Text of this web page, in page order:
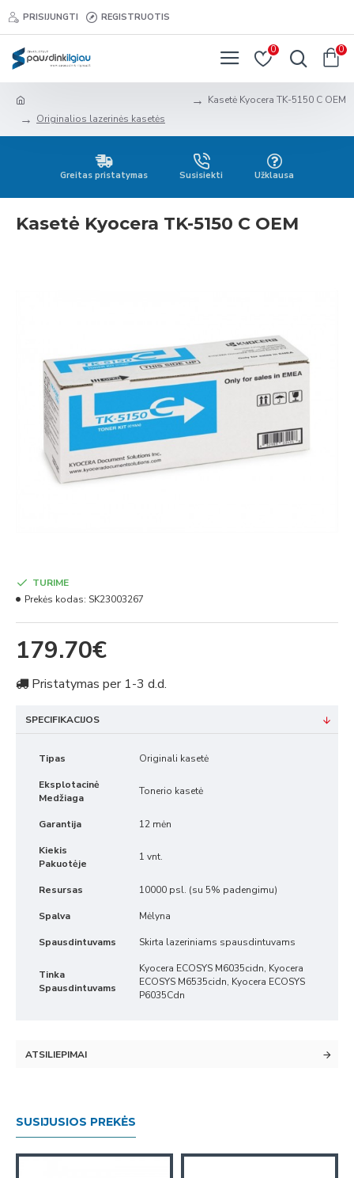
PRISIJUNGTI REGISTRUOTIS
0 0
Originalios lazerinės kasetės
Kasetė Kyocera TK-5150 C OEM
Greitas pristatymas Susisiekti Užklausa
Kasetė Kyocera TK-5150 C OEM
179.70€
TURIME
Prekės kodas: SK23003267
Pristatymas per 1-3 d.d.
SPECIFIKACIJOS
Tipas Originali kasetė
Eksplotacinė
Medžiaga
Tonerio kasetė
Garantija 12 mėn
Kiekis
Pakuotėje
1 vnt.
Resursas 10000 psl. (su 5% padengimu)
Spalva Mėlyna
Spausdintuvams Skirta lazeriniams spausdintuvams
Tinka
Spausdintuvams
Kyocera ECOSYS M6035cidn, Kyocera
ECOSYS M6535cidn, Kyocera ECOSYS
P6035Cdn
ATSILIEPIMAI
SUSIJUSIOS PREKĖS